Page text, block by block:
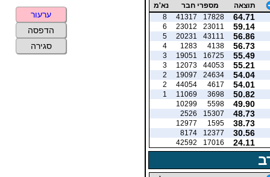
תוצאה מספרי חבר נא'מ
64.71
17828
41317
8
59.14
23011
23012
6
56.86
43111
20231
5
56.73
4138
1283
4
55.49
16725
19051
3
55.21
44053
12073
3
54.04
24634
19097
2
54.01
4617
44054
2
50.82
3698
11069
1
49.90
5598
10299
48.73
15307
2526
38.73
1595
12977
30.56
12377
8174
24.11
17016
42592
ערעור
הדפסה
סגירה